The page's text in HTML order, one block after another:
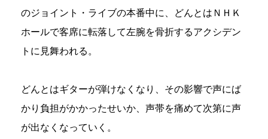
のジョイント・ライブの本番中に、どんとはＮＨＫ
ホールで客席に転落して左腕を骨折するアクシデン
トに見舞われる。
どんとはギターが弾けなくなり、その影響で声にば
かり負担がかかったせいか、声帯を痛めて次第に声
が出なくなっていく。